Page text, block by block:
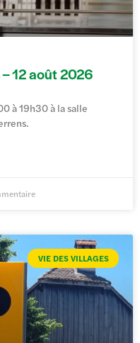
12 août 2026
à 19h30 à la salle
VIE DES VILLAGES